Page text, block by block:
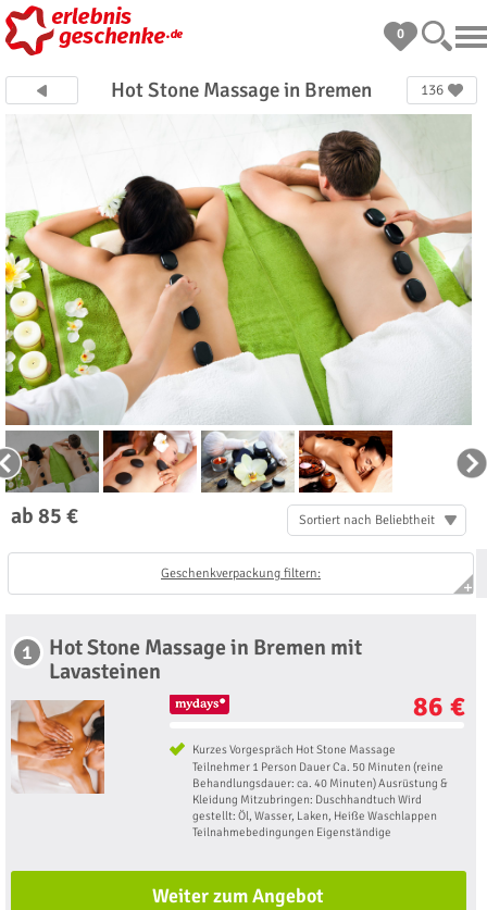
0
Hot Stone Massage in Bremen 136
ab 85 € Sortiert nach Beliebtheit
Geschenkverpackung filtern:
1
Hot Stone Massage in Bremen mit
Lavasteinen
86 €
Kurzes Vorgespräch Hot Stone Massage
Teilnehmer 1 Person Dauer Ca. 50 Minuten (reine
Behandlungsdauer: ca. 40 Minuten) Ausrüstung &
Kleidung Mitzubringen: Duschhandtuch Wird
gestellt: Öl, Wasser, Laken, Heiße Waschlappen
Teilnahmebedingungen Eigenständige
Weiter zum Angebot